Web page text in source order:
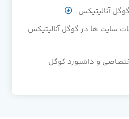
آنالیتیکس
سایت ها در گوگل آنالیتیکس
و داشبورد گوگل